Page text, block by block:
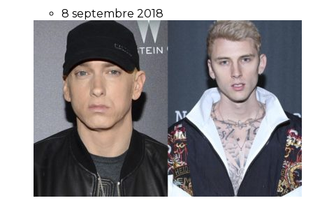
8 septembre 2018